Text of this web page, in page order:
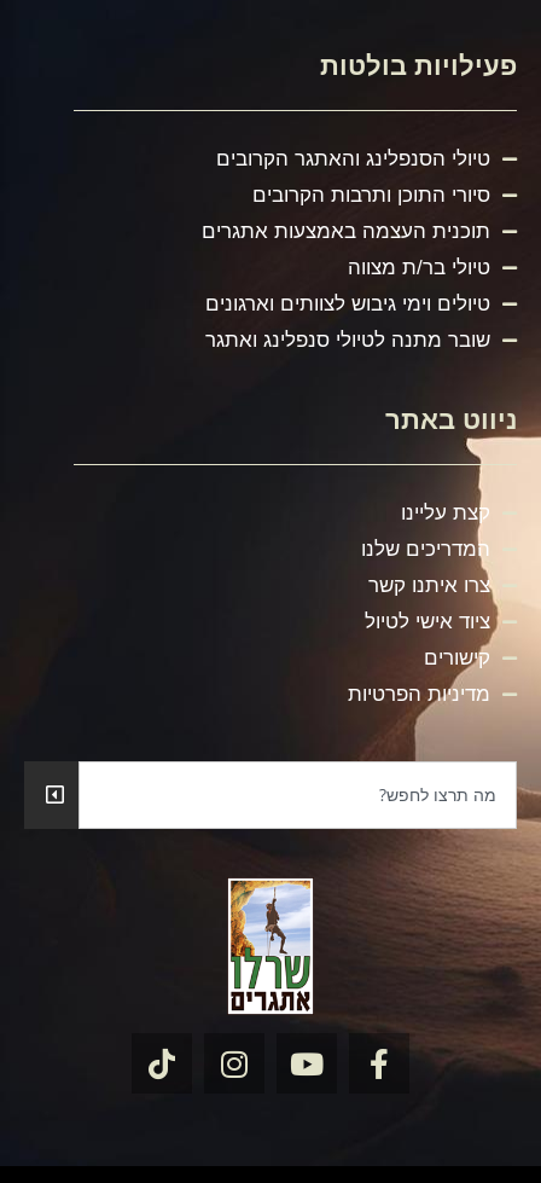
פעילויות בולטות
טיולי הסנפלינג והאתגר הקרובים
סיורי התוכן ותרבות הקרובים
תוכנית העצמה באמצעות אתגרים
טיולי בר/ת מצווה
טיולים וימי גיבוש לצוותים וארגונים
שובר מתנה לטיולי סנפלינג ואתגר
ניווט באתר
קצת עליינו
המדריכים שלנו
צרו איתנו קשר
ציוד אישי לטיול
קישורים
מדיניות הפרטיות